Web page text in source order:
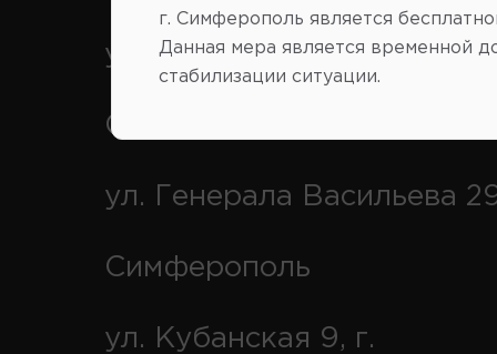
ул. Федоренко 1В, г.
Симферополь
ул. Генерала Васильева
Симферополь
ул. Кубанская 9, г.
г. Симферополь является
Данная мера является временной
стабилизации ситуации.